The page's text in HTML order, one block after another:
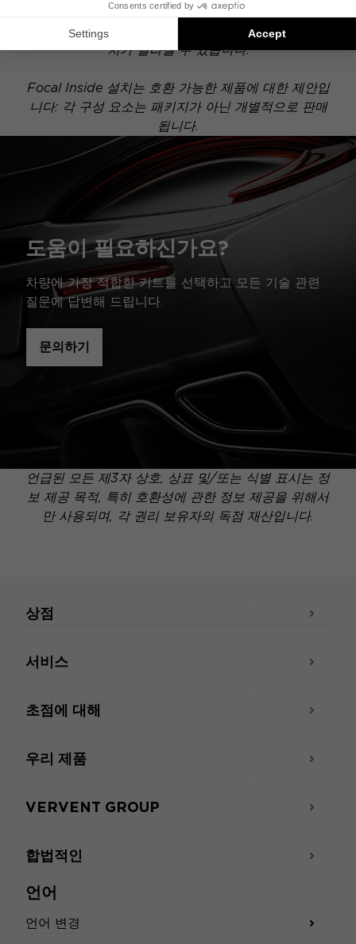
기준으로 제작되었습니다. 차량에 특정 하이파이 옵션
이 장착되어 있는 경우, 도면에 표시된 구성 요소의 위
치가 달라질 수 있습니다.
Focal Inside 설치는 호환 가능한 제품에 대한 제안입
니다: 각 구성 요소는 패키지가 아닌 개별적으로 판매
됩니다.
도움이 필요하신가요?
차량에 가장 적합한 키트를 선택하고 모든 기술 관련
질문에 답변해 드립니다.
문의하기
언급된 모든 제3자 상호, 상표 및/또는 식별 표시는 정
보 제공 목적, 특히 호환성에 관한 정보 제공을 위해서
만 사용되며, 각 권리 보유자의 독점 재산입니다.
언어
언어 변경
상점
서비스
초점에 대해
우리 제품
VERVENT GROUP
합법적인